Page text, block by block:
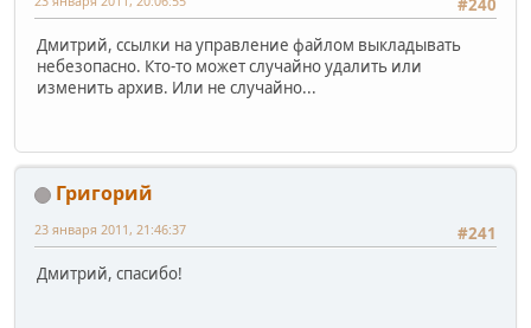
#240
Дмитрий, ссылки на управление файлом выкладывать
небезопасно. Кто-то может случайно удалить или
изменить архив. Или не случайно...
Григорий
#241
23 января 2011, 21:46:37
Дмитрий, спасибо!